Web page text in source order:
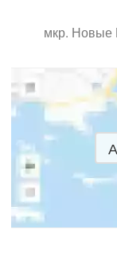
мкр. Новые